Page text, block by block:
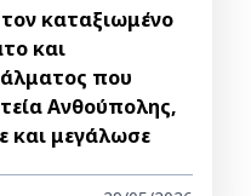
καταξιωμένο
και
που
Ανθούπολης,
και μεγάλωσε